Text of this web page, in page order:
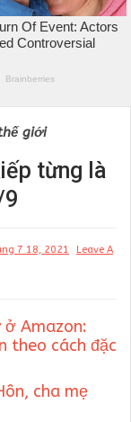
giới
từng là
9
7 18, 2021 Leave A
ở Amazon:
theo cách đặc
cha mẹ